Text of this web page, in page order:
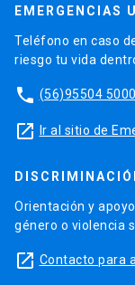
EMERGENCIAS
Teléfono en caso
riesgo tu vida
phone (56)95504 5000
launch Ir al sitio de
Orientación y
género o violencia
launch Contacto para